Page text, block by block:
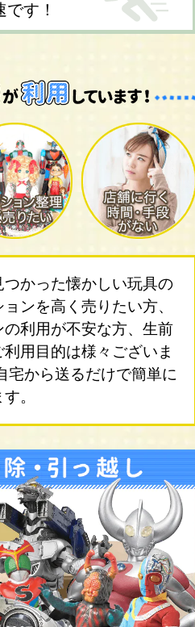
す！
かった懐かしい玩具の
ンを高く売りたい方、
利用が不安な方、生前
用目的は様々ございま
宅から送るだけで簡単に
。